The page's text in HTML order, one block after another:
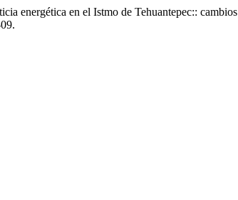
energética en el Istmo de Tehuantepec::